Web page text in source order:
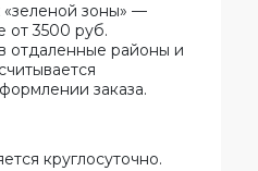
«зеленой зоны» —
от 3500 руб.
отдаленные районы и
заказа.
круглосуточно.